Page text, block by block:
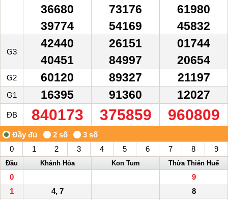
36680
39774
73176
54169
61980
45832
G3
42440
40451
26151
84997
01744
20654
G2 60120 89327 21197
G1 16395 91360 12027
ĐB 840173 375859 960809
0 1 2 3 4 5 6 7 8 9
Đầu Khánh Hòa Kon Tum Thừa Thiên Huế
0
9
1
4, 7
8